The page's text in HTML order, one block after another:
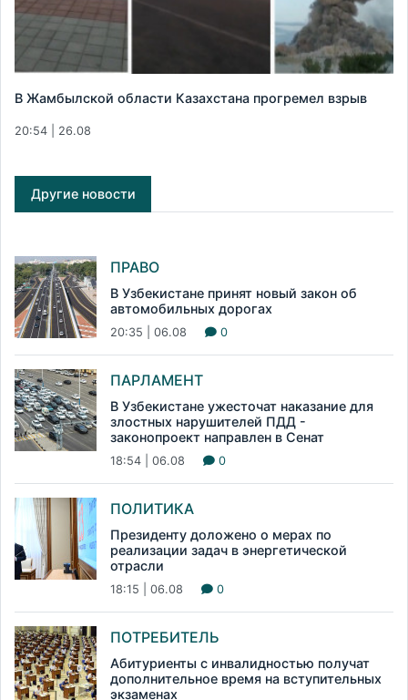
В Жамбылской области Казахстана прогремел взрыв
20:54 | 26.08
Другие новости
ПРАВО
В Узбекистане принят новый закон об
автомобильных дорогах
20:35 | 06.08 0
ПАРЛАМЕНТ
В Узбекистане ужесточат наказание для
злостных нарушителей ПДД -
законопроект направлен в Сенат
18:54 | 06.08 0
ПОЛИТИКА
Президенту доложено о мерах по
реализации задач в энергетической
отрасли
18:15 | 06.08 0
ПОТРЕБИТЕЛЬ
Абитуриенты с инвалидностью получат
дополнительное время на вступительных
экзаменах